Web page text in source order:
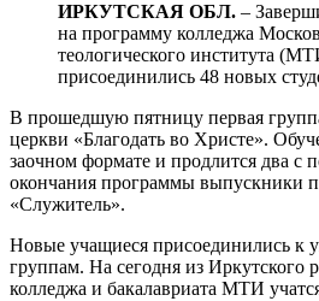
ИРКУТСКАЯ ОБЛ. –
на программу колледжа
теологического института
присоединились 48 новых
В прошедшую пятницу первая
церкви «Благодать во Христе».
заочном формате и продлится два с
окончания программы выпускники
«Служитель».
Новые учащиеся присоединились к
группам. На сегодня из Иркутского
колледжа и бакалавриата МТИ